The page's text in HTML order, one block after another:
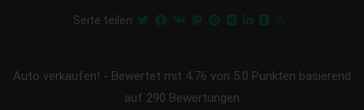
Seite teilen:
Auto verkaufen! - Bewertet mit 4.76 von 5.0 Punkten basierend
auf 290 Bewertungen